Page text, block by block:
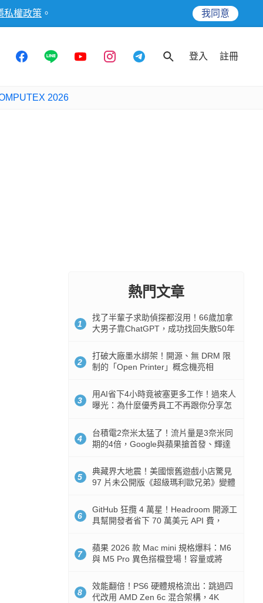
私權政策 。 我同意
登入 註冊
2026
熱門文章
1
找了半輩子求助偵探都沒用！66歲加拿
大男子靠ChatGPT，成功找回失散50年
2
打破大廠墨水綁架！開源、無 DRM 限
制的「Open Printer」概念機亮相
3
用AI省下4小時竟被塞更多工作！過來人
曝光：為什麼優秀員工不再跟你分享怎
4
台積電2奈米太猛了！流片量是3奈米同
期的4倍，Google與蘋果搶首發、輝達
5
典藏界大地震！美國懷舊遊戲小店驚見
97 片未公開版《超級瑪利歐兄弟》變體
6
GitHub 狂攬 4 萬星！Headroom 開源工
具幫開發者省下 70 萬美元 API 費，
7
蘋果 2026 款 Mac mini 規格爆料：M6
與 M5 Pro 異色搭檔登場！容量或將
8
效能翻倍！PS6 硬體規格流出：跳過四
代改用 AMD Zen 6c 混合架構，4K